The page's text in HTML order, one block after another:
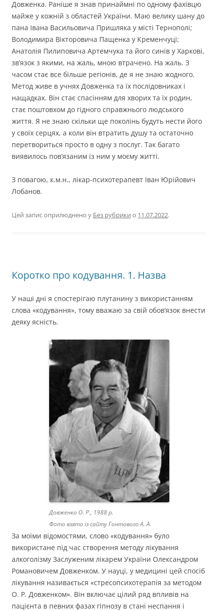
Довженка. Раніше я знав принаймні по одному фахівцю
майже у кожній з областей України. Маю велику шану до
пана Івана Васильовича Пришляка у місті Тернополі;
Володимира Вікторовича Пащенка у Кременчуці;
Анатолія Пилиповича Артемчука та його синів у Харкові,
зв’язок з якими, на жаль, мною втрачено. На жаль. З
часом стає все більше регіонів, де я не знаю жодного.
Метод живе в учнях Довженка та їх послідовниках і
нащадках. Він стає спасінням для хворих та їх родин,
стає поштовхом до гідного справжнього людського
життя. Я не знаю скільки ще поколінь будуть нести його
у своїх серцях, а коли він втратить душу та остаточно
перетвориться просто в одну з послуг. Так багато
виявилось пов’язаним із ним у моєму житті.
З повагою, к.м.н., лікар-психотерапевт Іван Юрійович
Лобанов.
Цей запис оприлюднено у Без рубрики о 11.07.2022.
Коротко про кодування. 1. Назва
У наші дні я спостерігаю плутанину з використанням
слова «кодування», тому вважаю за свій обов’язок внести
деяку ясність.
Довженко О. Р., 1988 р.
Фото взято із сайту Гонтового А. А.
За моїми відомостями, слово «кодування» було
використане під час створення методу лікування
алкоголізму Заслуженим лікарем України Олександром
Романовичем Довженком. У науці, у медицині цей спосіб
лікування називається «стресопсихотерапія за методом
О. Р. Довженком». Він включає цілий ряд впливів на
пацієнта в певних фазах гіпнозу в стані неспання і